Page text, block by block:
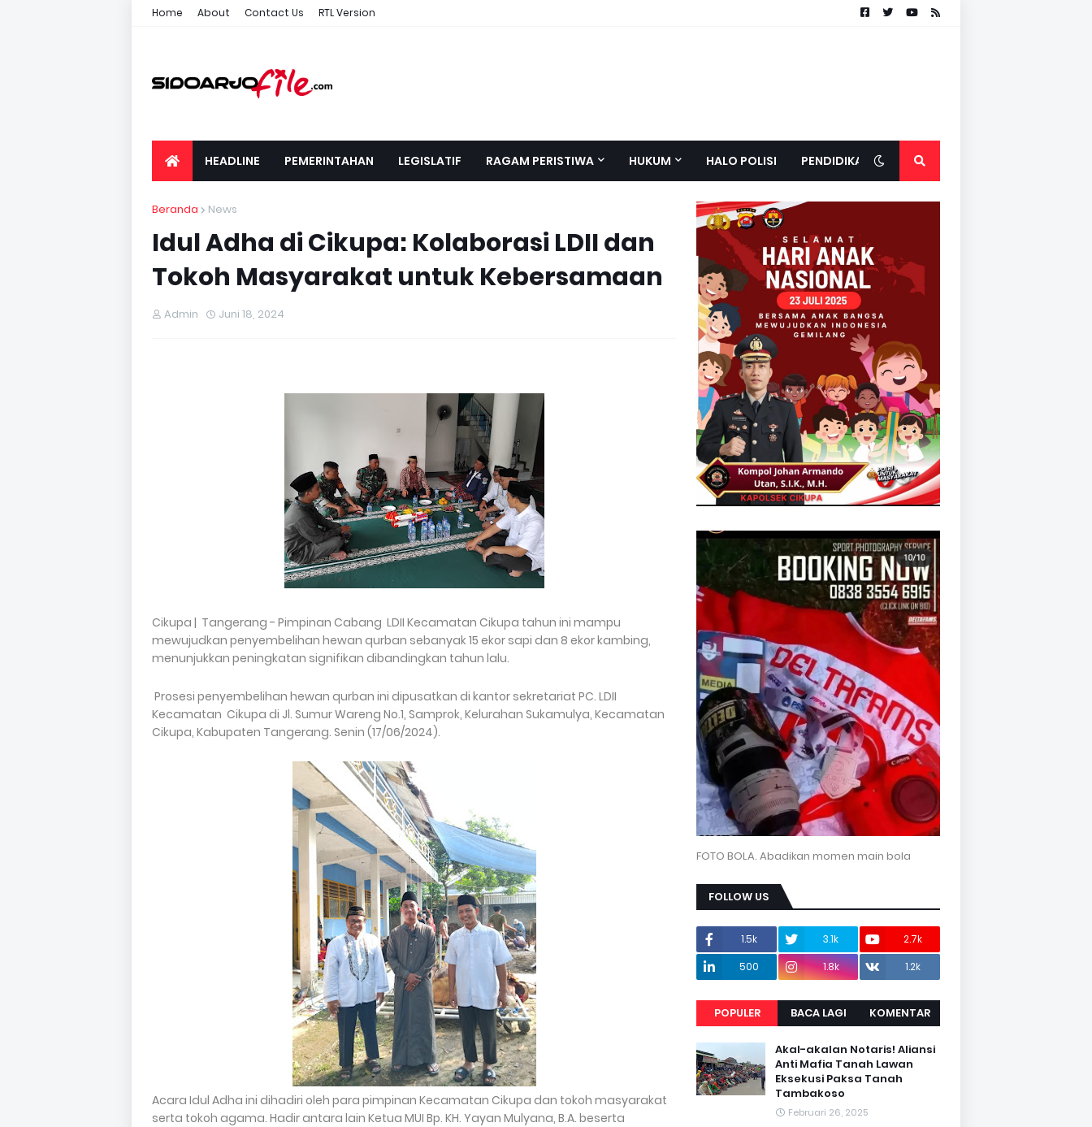
Home About Contact Us RTL Version
HEADLINE PEMERINTAHAN LEGISLATIF RAGAM PERISTIWA HUKUM HALO POLISI PENDIDIKAN
Beranda News
Idul Adha di Cikupa: Kolaborasi LDII dan
Tokoh Masyarakat untuk Kebersamaan
Admin Juni 18, 2024
Cikupa | Tangerang - Pimpinan Cabang LDII Kecamatan Cikupa tahun ini mampu
mewujudkan penyembelihan hewan qurban sebanyak 15 ekor sapi dan 8 ekor kambing,
menunjukkan peningkatan signifikan dibandingkan tahun lalu.
Prosesi penyembelihan hewan qurban ini dipusatkan di kantor sekretariat PC. LDII
Kecamatan Cikupa di Jl. Sumur Wareng No.1, Samprok, Kelurahan Sukamulya, Kecamatan
Cikupa, Kabupaten Tangerang. Senin (17/06/2024).
Acara Idul Adha ini dihadiri oleh para pimpinan Kecamatan Cikupa dan tokoh masyarakat
serta tokoh agama. Hadir antara lain Ketua MUI Bp. KH. Yayan Mulyana, B.A. beserta
FOTO BOLA. Abadikan momen main bola
FOLLOW US
1.5k 3.1k
2.7k
500
1.8k 1.2k
POPULER BACA LAGI KOMENTAR
Akal-akalan Notaris! Aliansi
Anti Mafia Tanah Lawan
Eksekusi Paksa Tanah
Tambakoso
Februari 26, 2025